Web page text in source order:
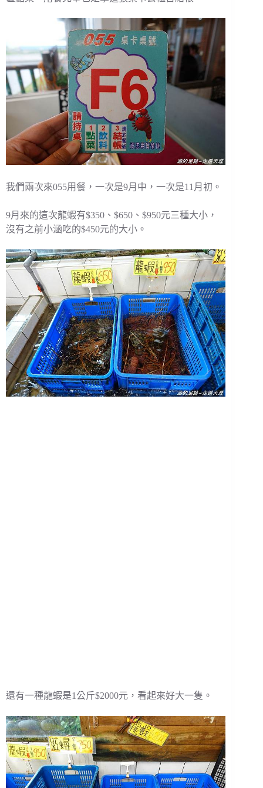
我們兩次來055用餐，一次是9月中，一次是11月初。
9月來的這次龍蝦有$350、$650、$950元三種大小，
沒有之前小涵吃的$450元的大小。
還有一種龍蝦是1公斤$2000元，看起來好大一隻。